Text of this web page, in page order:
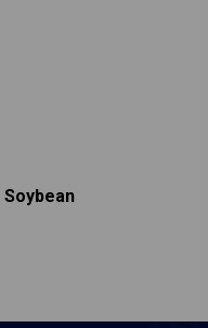
Soybean